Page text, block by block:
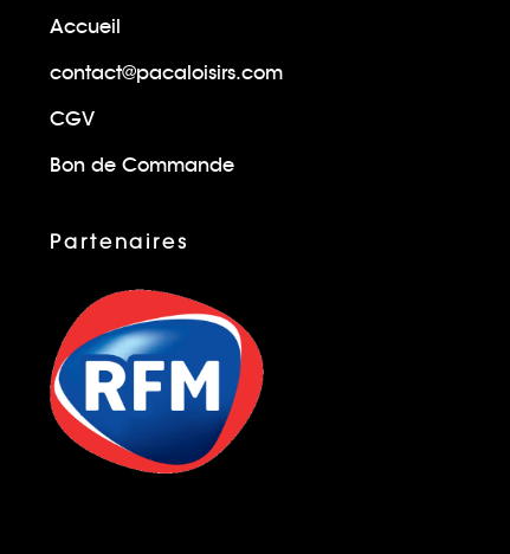
Accueil
contact@pacaloisirs.com
CGV
Bon de Commande
Partenaires